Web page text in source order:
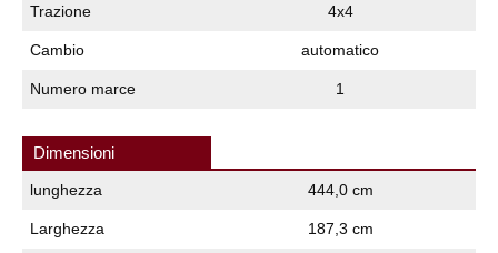
Trazione 4x4
Cambio automatico
Numero marce 1
Dimensioni
lunghezza 444,0 cm
Larghezza 187,3 cm